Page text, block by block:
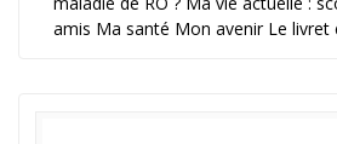
amis Ma santé Mon avenir Le livret